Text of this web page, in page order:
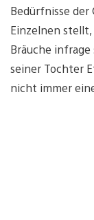
Bedürfnisse der
Einzelnen
Bräuche infrage
seiner Tochter
nicht immer